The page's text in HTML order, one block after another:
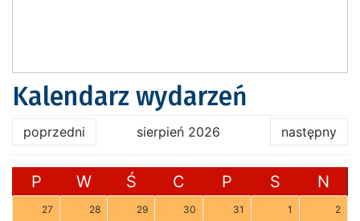
Kalendarz wydarzeń
poprzedni sierpień 2026 następny
P W Ś C P S N
27 28 29 30 31 1 2